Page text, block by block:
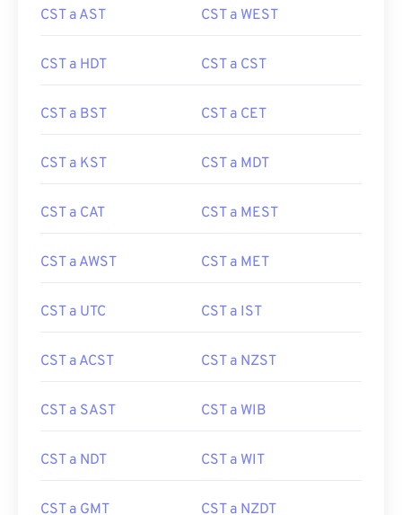
CST a AST CST a WEST
CST a HDT CST a CST
CST a BST CST a CET
CST a KST CST a MDT
CST a CAT CST a MEST
CST a AWST CST a MET
CST a UTC CST a IST
CST a ACST CST a NZST
CST a SAST CST a WIB
CST a NDT CST a WIT
CST a GMT CST a NZDT